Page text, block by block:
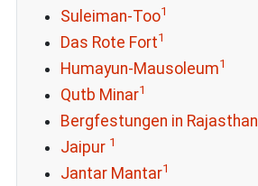
Suleiman-Too1
Das Rote Fort1
Humayun-Mausoleum1
Qutb Minar1
Bergfestungen in Rajasthan
Jaipur 1
Jantar Mantar1